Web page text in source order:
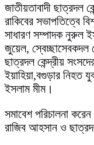
জাতীয়তাবাদী ছাত্রদল
রাকিবের সভাপতিত্বে
সাধারণ সম্পাদক নুরুল
জুয়েল, স্বেচ্ছাসেবকদল
ছাত্রদল কেন্দ্রীয়
ইয়াহিয়া,বগুড়ার নিহত
ইসলাম মীম।
সমাবেশ পরিচালনা
রাজিব আহসান ও